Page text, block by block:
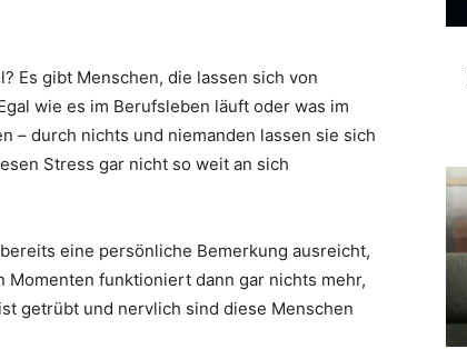
Es gibt Menschen, die lassen sich von
wie es im Berufsleben läuft oder was im
– durch nichts und niemanden lassen sie sich
Stress gar nicht so weit an sich
eine persönliche Bemerkung ausreicht,
Momenten funktioniert dann gar nichts mehr,
getrübt und nervlich sind diese Menschen